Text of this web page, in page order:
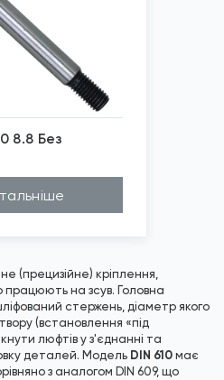
8.8 Без
(прецизійне) кріплення,
на зсув. Головна
стержень, діаметр якого
(встановлення «під
люфтів у з'єднанні та
деталей. Модель DIN 610 має
з аналогом DIN 609, що